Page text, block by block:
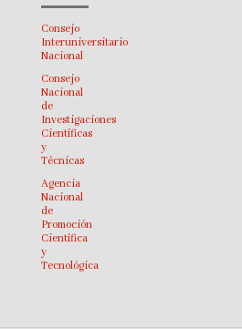
Consejo
Interuniversitario
Nacional
Consejo
Nacional
de
Investigaciones
Científicas
y
Técnicas
Agencia
Nacional
de
Promoción
Científica
y
Tecnológica